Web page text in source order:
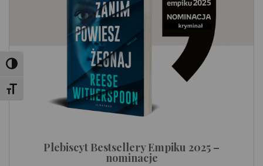
Toggle High Contrast
Toggle Font size
Plebiscyt Bestsellery Empiku 2025 –
nominacje